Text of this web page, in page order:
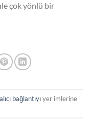
çok yönlü bir
bağlantıyıyer imlerine